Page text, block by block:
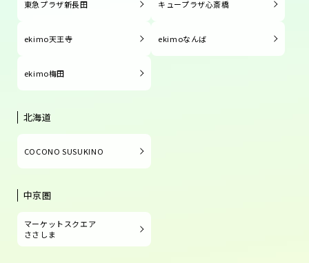
東急プラザ新長田 キュープラザ心斎橋
ekimo天王寺 ekimoなんば
ekimo梅田
北海道
COCONO SUSUKINO
中京圏
マーケットスクエア
ささしま